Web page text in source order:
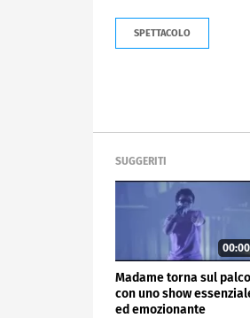
SPETTACOLO
SUGGERITI
00:00
Madame torna sul palco
con uno show
ed emozionante